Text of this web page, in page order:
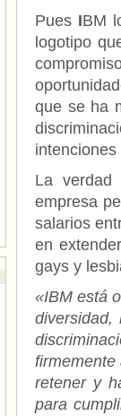
Pues IBM
logotipo
que se ha
La verdad
empresa
salarios
en
gays y
«IBM está
diversidad,
firmemente
retener y
para